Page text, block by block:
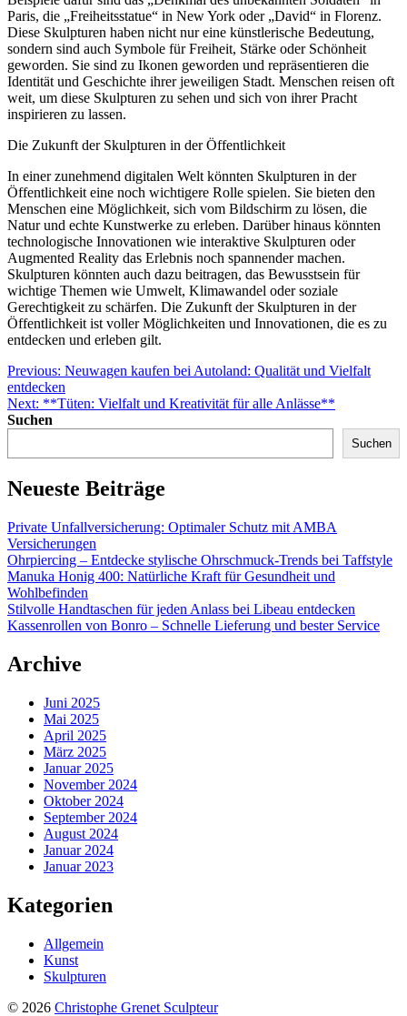
Paris, die „Freiheitsstatue“ in New York oder „David“ in Florenz.
Diese Skulpturen haben nicht nur eine künstlerische Bedeutung,
sondern sind auch Symbole für Freiheit, Stärke oder Schönheit
geworden. Sie sind zu Ikonen geworden und repräsentieren die
Identität und Geschichte ihrer jeweiligen Stadt. Menschen reisen oft
weit, um diese Skulpturen zu sehen und sich von ihrer Pracht
inspirieren zu lassen.
Die Zukunft der Skulpturen in der Öffentlichkeit
In einer zunehmend digitalen Welt könnten Skulpturen in der
Öffentlichkeit eine noch wichtigere Rolle spielen. Sie bieten den
Menschen eine Möglichkeit, sich vom Bildschirm zu lösen, die
Natur und echte Kunstwerke zu erleben. Darüber hinaus könnten
technologische Innovationen wie interaktive Skulpturen oder
Augmented Reality das Erlebnis noch spannender machen.
Skulpturen könnten auch dazu beitragen, das Bewusstsein für
wichtige Themen wie Umwelt, Klimawandel oder soziale
Gerechtigkeit zu schärfen. Die Zukunft der Skulpturen in der
Öffentlichkeit ist voller Möglichkeiten und Innovationen, die es zu
entdecken und erleben gilt.
Beitragsnavigation
Previous: Neuwagen kaufen bei Autoland: Qualität und Vielfalt
entdecken
Next: **Tüten: Vielfalt und Kreativität für alle Anlässe**
Suchen
Suchen
Neueste Beiträge
Private Unfallversicherung: Optimaler Schutz mit AMBA
Versicherungen
Ohrpiercing – Entdecke stylische Ohrschmuck-Trends bei Taffstyle
Manuka Honig 400: Natürliche Kraft für Gesundheit und
Wohlbefinden
Stilvolle Handtaschen für jeden Anlass bei Libeau entdecken
Kassenrollen von Bonro – Schnelle Lieferung und bester Service
Archive
Juni 2025
Mai 2025
April 2025
März 2025
Januar 2025
November 2024
Oktober 2024
September 2024
August 2024
Januar 2024
Januar 2023
Kategorien
Allgemein
Kunst
Skulpturen
© 2026 Christophe Grenet Sculpteur